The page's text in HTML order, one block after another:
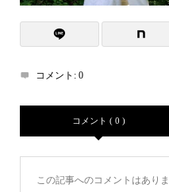
コメント: 0
コメント ( 0 )
この記事へのコメントはありま